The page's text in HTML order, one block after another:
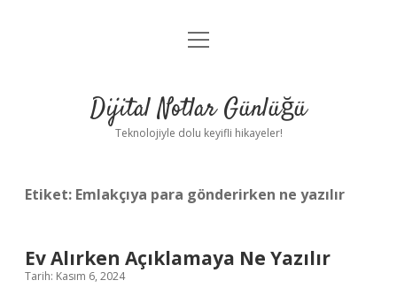
Anasayfa
Yasal Uyarı
menüyü
Dijital Notlar Günlüğü
Teknolojiyle dolu keyifli hikayeler!
Etiket: Emlakçıya para gönderirken ne yazılır
Ev Alırken Açıklamaya Ne Yazılır
Tarih: Kasım 6, 2024